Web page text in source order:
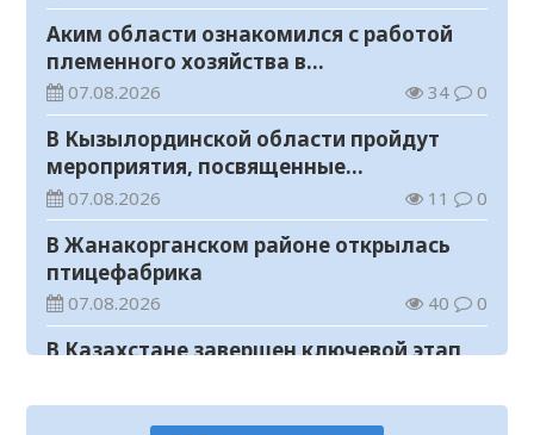
Аким области ознакомился с работой
племенного хозяйства в
Жанакорганском районе
07.08.2026 34 0
В Кызылординской области пройдут
мероприятия, посвященные
Международному дню молодежи
07.08.2026 11 0
В Жанакорганском районе открылась
птицефабрика
07.08.2026 40 0
В Казахстане завершен ключевой этап
волоконно-оптической линии связи
07.08.2026 14 0